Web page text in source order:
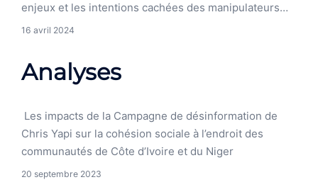
enjeux et les intentions cachées des manipulateurs…
16 avril 2024
Analyses
Les impacts de la Campagne de désinformation de
Chris Yapi sur la cohésion sociale à l’endroit des
communautés de Côte d’Ivoire et du Niger
20 septembre 2023